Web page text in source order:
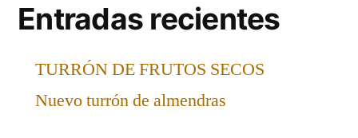
Entradas recientes
TURRÓN DE FRUTOS SECOS
Nuevo turrón de almendras